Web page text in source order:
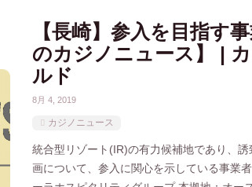
【長崎】参入を目指す
のカジノニュース】 |
ルド
8月 4, 2019
カジノニュース
統合型リゾート(IR)の有力候補地であり、
画について、参入に関心を示している事業